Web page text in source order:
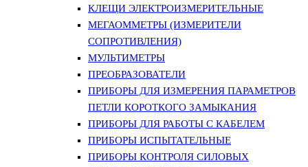
КЛЕЩИ ЭЛЕКТРОИЗМЕРИТЕЛЬНЫЕ
МЕГАОММЕТРЫ (ИЗМЕРИТЕЛИ
СОПРОТИВЛЕНИЯ)
МУЛЬТИМЕТРЫ
ПРЕОБРАЗОВАТЕЛИ
ПРИБОРЫ ДЛЯ ИЗМЕРЕНИЯ ПАРАМЕТРОВ
ПЕТЛИ КОРОТКОГО ЗАМЫКАНИЯ
ПРИБОРЫ ДЛЯ РАБОТЫ С КАБЕЛЕМ
ПРИБОРЫ ИСПЫТАТЕЛЬНЫЕ
ПРИБОРЫ КОНТРОЛЯ СИЛОВЫХ